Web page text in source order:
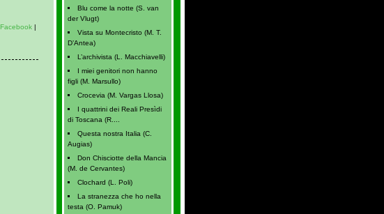
Blu come la notte (S. van
der Vlugt)
Vista su Montecristo (M. T.
D’Antea)
L’archivista (L. Macchiavelli)
I miei genitori non hanno
figli (M. Marsullo)
Crocevia (M. Vargas Llosa)
I quattrini dei Reali Presìdi
di Toscana (R....
Questa nostra Italia (C.
Augias)
Don Chisciotte della Mancia
(M. de Cervantes)
Clochard (L. Poli)
La stranezza che ho nella
testa (O. Pamuk)
Facebook|